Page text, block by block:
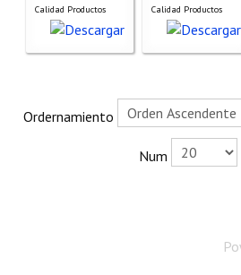
Propuesta Volumen Especial
Sello Calidad FECYT
Buscador de Artículos
Calidad Productos Calidad Productos
Ordernamiento
Num